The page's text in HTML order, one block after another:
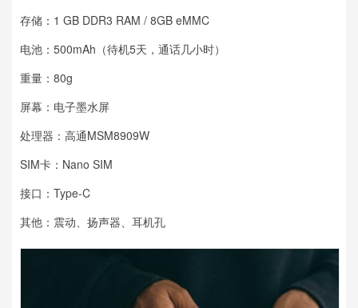
存储：1 GB DDR3 RAM / 8GB eMMC
电池：500mAh（待机5天，通话几小时）
重量：80g
屏幕：电子墨水屏
处理器：高通MSM8909W
SIM卡：Nano SIM
接口：Type-C
其他：震动、扬声器、耳机孔